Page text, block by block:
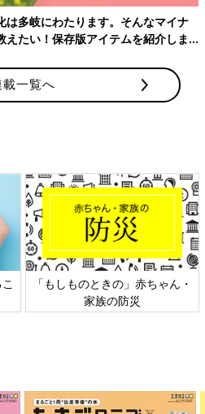
と、田中さんたちが最終的に選ん
という容器。「備蓄用としては長
期限が1年にできる点が魅力でし
㎖を飲むという調査結果があった
は多岐にわたります。そんなマイナ
たい！保存版アイテムを紹介しま
載一覧へ
「もしものときの」赤ちゃん・
家族の防災